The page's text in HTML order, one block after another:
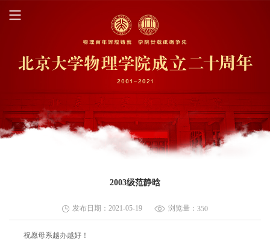
2003级范静晗
发布日期：2021-05-19 浏览量： 350
祝愿母系越办越好！